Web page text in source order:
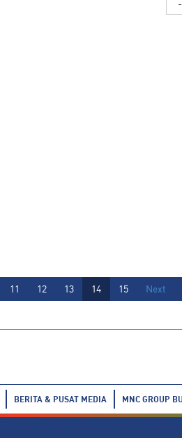
11 12 13 14 15 Next
BERITA & PUSAT MEDIA MNC GROUP